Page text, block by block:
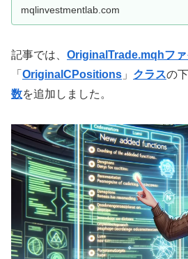
mqlinvestmentlab.com
記事では、 OriginalTrade.mqhフ
「 OriginalCPositions 」 クラスの
数を追加しました。